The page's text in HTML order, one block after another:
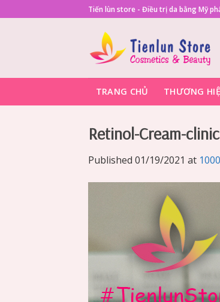
to
Tiến lùn store - Điều trị da bằng Mỹ
TRANG CHỦ THƯƠNG
Retinol-Cream-
Published 01/19/2021 at